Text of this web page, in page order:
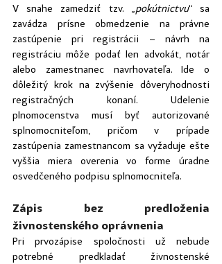
V snahe zamedziť tzv. „pokútnictvu“ sa
zavádza prísne obmedzenie na právne
zastúpenie pri registrácii – návrh na
registráciu môže podať len advokát, notár
alebo zamestnanec navrhovateľa. Ide o
dôležitý krok na zvýšenie dôveryhodnosti
registračných konaní. Udelenie
plnomocenstva musí byť autorizované
splnomocniteľom, pričom v prípade
zastúpenia zamestnancom sa vyžaduje ešte
vyššia miera overenia vo forme úradne
osvedčeného podpisu splnomocniteľa.
Zápis bez predloženia
živnostenského oprávnenia
Pri prvozápise spoločnosti už nebude
potrebné predkladať živnostenské